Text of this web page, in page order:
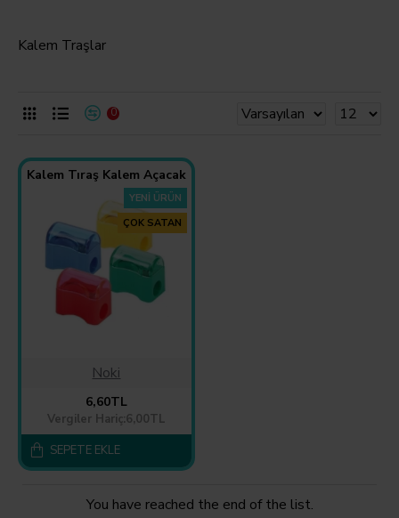
Kalem Traşlar
0
Kalem Tıraş Kalem Açacak
YENI ÜRÜN
ÇOK SATAN
Noki
6,60TL
Vergiler Hariç:6,00TL
SEPETE EKLE
You have reached the end of the list.